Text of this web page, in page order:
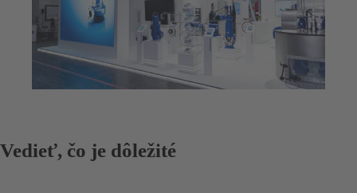
Vedieť, čo je dôležité